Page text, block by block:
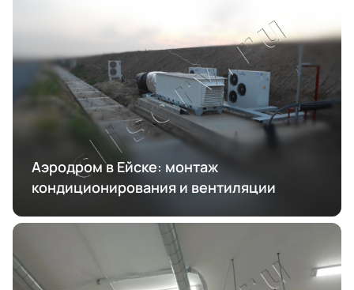
Аэродром в Ейске: монтаж
кондиционирования и вентиляции